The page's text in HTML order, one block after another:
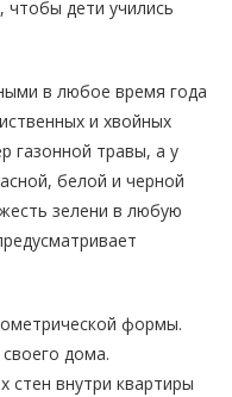
дети учились
в любое время года
и хвойных
газонной травы, а у
белой и черной
зелени в любую
формы.
дома.
стен внутри квартиры